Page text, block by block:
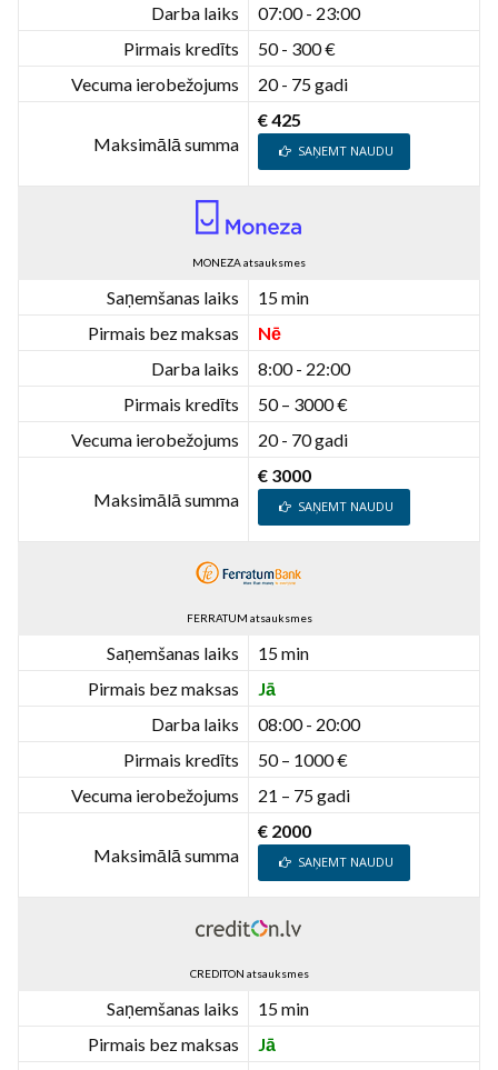
Darba laiks
07:00 - 23:00
Pirmais kredīts
50 - 300 €
Vecuma ierobežojums
20 - 75 gadi
Maksimālā summa
€ 425
SAŅEMT NAUDU
MONEZA atsauksmes
Saņemšanas laiks
15 min
Pirmais bez maksas
Nē
Darba laiks
8:00 - 22:00
Pirmais kredīts
50 – 3000 €
Vecuma ierobežojums
20 - 70 gadi
Maksimālā summa
€ 3000
SAŅEMT NAUDU
FERRATUM atsauksmes
Saņemšanas laiks
15 min
Pirmais bez maksas
Jā
Darba laiks
08:00 - 20:00
Pirmais kredīts
50 – 1000 €
Vecuma ierobežojums
21 – 75 gadi
Maksimālā summa
€ 2000
SAŅEMT NAUDU
CREDITON atsauksmes
Saņemšanas laiks
15 min
Pirmais bez maksas
Jā